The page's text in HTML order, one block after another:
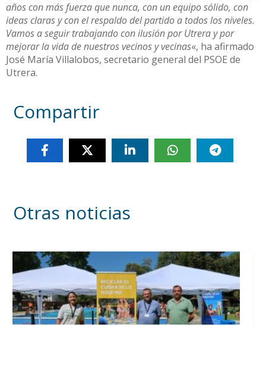
años con más fuerza que nunca, con un equipo sólido, con
ideas claras y con el respaldo del partido a todos los niveles.
Vamos a seguir trabajando con ilusión por Utrera y por
mejorar la vida de nuestros vecinos y vecinas«, ha afirmado
José María Villalobos, secretario general del PSOE de
Utrera.
Compartir
Otras noticias